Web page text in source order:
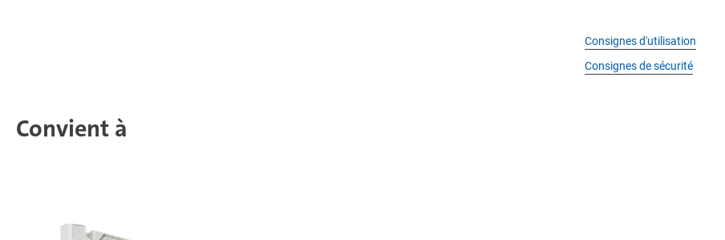
Consignes d'utilisation
Consignes de sécurité
Convient à